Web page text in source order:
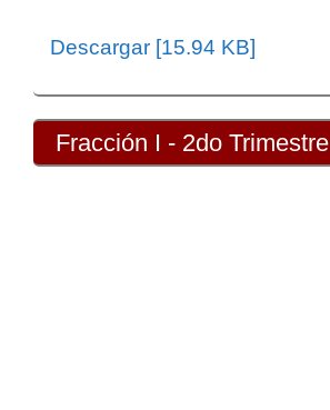
Descargar [15.94 KB]
Fracción I - 2do Trimestre